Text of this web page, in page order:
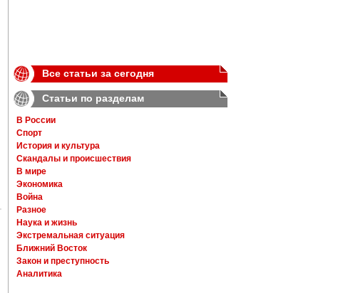
Все статьи за сегодня
Статьи по разделам
В России
Спорт
История и культура
Скандалы и происшествия
В мире
Экономика
Война
Разное
Наука и жизнь
Экстремальная ситуация
Ближний Восток
Закон и преступность
Аналитика